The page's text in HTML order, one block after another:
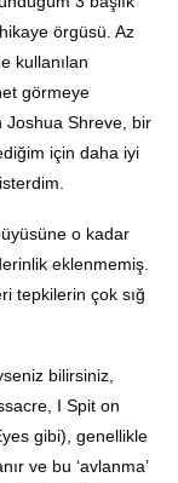
örgüsü. Az
kullanılan
görmeye
Joshua Shreve, bir
için daha iyi
o kadar
eklenmemiş.
tepkilerin çok sığ
bilirsiniz,
I Spit on
gibi), genellikle
ve bu ‘avlanma’